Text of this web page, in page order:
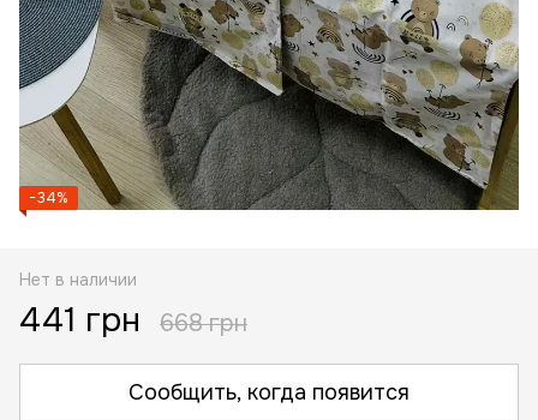
−34%
Нет в наличии
441 грн 668 грн
Сообщить, когда появится